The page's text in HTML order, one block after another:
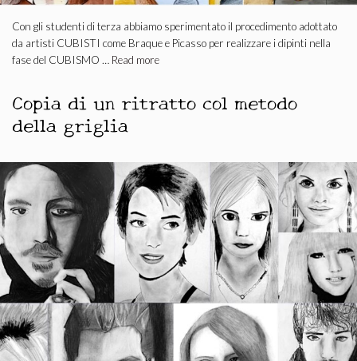
Con gli studenti di terza abbiamo sperimentato il procedimento adottato
da artisti CUBISTI come Braque e Picasso per realizzare i dipinti nella
fase del CUBISMO … Read more
Copia di un ritratto col metodo
della griglia